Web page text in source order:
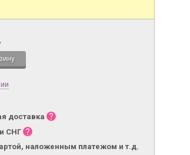
доставка
СНГ
наложенным платежом и т.д.